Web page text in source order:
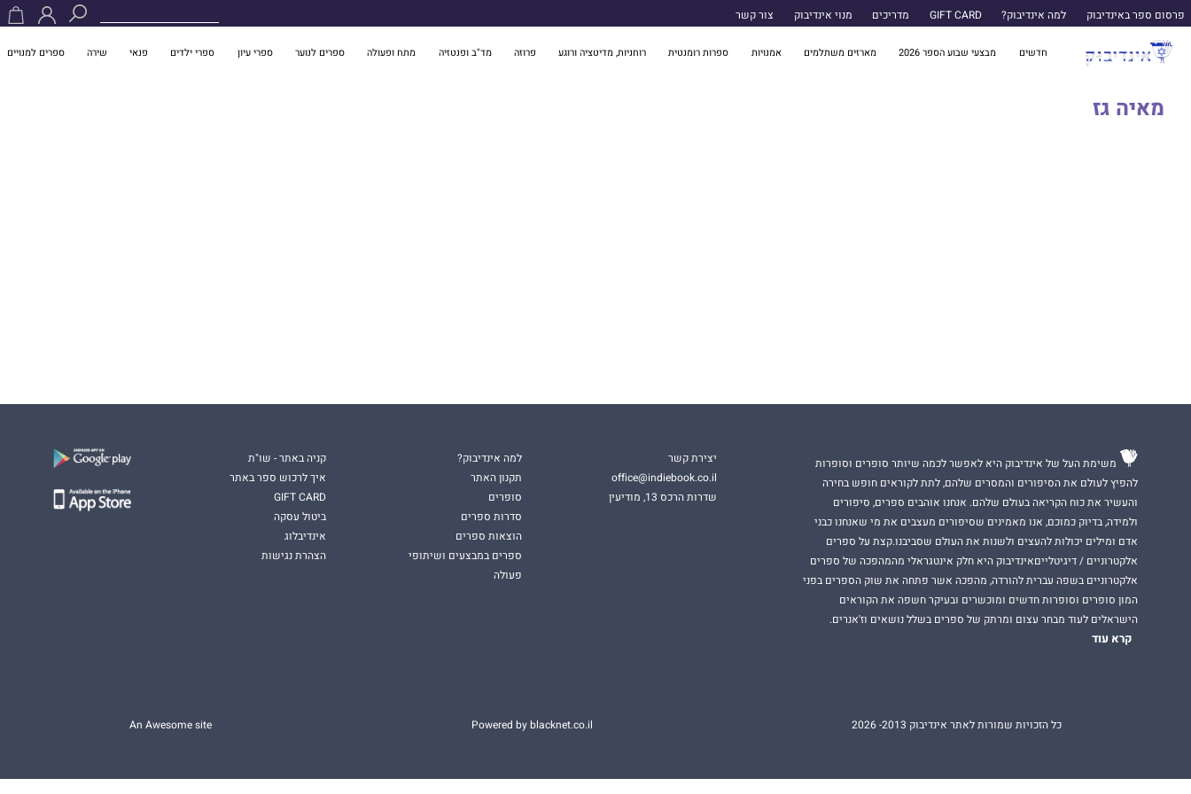
פרסום ספר באינדיבוק למה אינדיבוק? GIFT CARD מדריכים מנוי אינדיבוק צור קשר
חדשים מבצעי שבוע הספר 2026 מארזים משתלמים אמנויות ספרות רומנטית רוחניות, מדיטציה ורוגע פרוזה מד"ב ופנטזיה מתח ופעולה ספרים לנוער ספרי עיון ספרי ילדים פנאי שירה ספרים למנויים
מאיה גז
משימת העל של אינדיבוק היא לאפשר לכמה שיותר סופרים וסופרות
להפיץ לעולם את הסיפורים והמסרים שלהם, לתת לקוראים חופש בחירה
והעשיר את כוח הקריאה בעולם שלהם. אנחנו אוהבים ספרים, סיפורים
ולמידה, בדיוק כמוכם, אנו מאמינים שסיפורים מעצבים את מי שאנחנו כבני
אדם ומילים יכולות להעצים ולשנות את העולם שסביבנו.קצת על ספרים
אלקטרוניים / דיגיטלייםאינדיבוק היא חלק אינטגראלי מהמהפכה של ספרים
אלקטרוניים בשפה עברית להורדה, מהפכה אשר פתחה את שוק הספרים בפני
המון סופרים וסופרות חדשים ומוכשרים ובעיקר חשפה את הקוראים
הישראלים לעוד מבחר עצום ומרתק של ספרים בשלל נושאים וז'אנרים.
קרא עוד
יצירת קשר
office@indiebook.co.il
שדרות הרכס 13, מודיעין
למה אינדיבוק?
תקנון האתר
סופרים
סדרות ספרים
הוצאות ספרים
ספרים במבצעים ושיתופי
פעולה
קניה באתר - שו"ת
איך לרכוש ספר באתר
GIFT CARD
ביטול עסקה
אינדיבלוג
הצהרת נגישות
כל הזכויות שמורות לאתר אינדיבוק 2013- 2026 Powered by blacknet.co.il
An Awesome site